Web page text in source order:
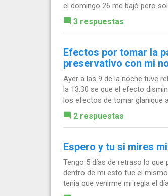
el domingo 26 me bajó pero
3 respuestas
Efectos por tomar la
preservativo con mi
Ayer a las 9 de la noche tuve
la 13.30 se que el efecto
los efectos de tomar glanique
2 respuestas
Espero y tu si mires
Tengo 5 días de retraso lo
dentro de mi esto fue el
tenia que venirme mi regla el